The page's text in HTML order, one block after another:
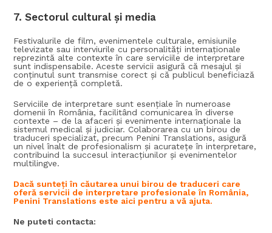
7.Sectorul cultural și med ia
Festivalurile de film, evenimentele culturale, emisiunile
televizate sau interviurile cu personalități internaționale
reprezintă alte contexte în care serviciile de interpretare
sunt indispensabile. Aceste servicii asigură că mesajul și
conținutul sunt transmise corect și că publicul beneficiază
de o experiență completă.
Serviciile de interpretare sunt esențiale în numeroase
domenii în România, facilitând comunicarea în diverse
contexte – de la afaceri și evenimente internaționale la
sistemul medical și judiciar. Colaborarea cu un birou de
traduceri specializat, precum Penini Translations, asigură
un nivel înalt de profesionalism și acuratețe în interpretare,
contribuind la succesul interacțiunilor și evenimentelor
multilingve.
Dacă sunteți în căutarea unui birou de traduceri care
oferă servicii de interpretare profesionale în România,
Penini Translations este aici pentru a vă ajuta.
Ne puteti contacta: